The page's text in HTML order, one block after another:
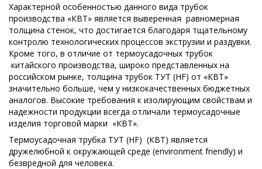
Характерной особенностью данного вида трубок
производства «КВТ» является выверенная равномерная
толщина стенок, что достигается благодаря тщательному
контролю технологических процессов экструзии и раздувки.
Кроме того, в отличие от термоусадочных трубок
китайского производства, широко представленных на
российском рынке, толщина трубок ТУТ (HF) от «КВТ»
значительно больше, чем у низкокачественных бюджетных
аналогов. Высокие требования к изолирующим свойствам и
надежности продукции всегда отличали термоусадочные
изделия торговой марки «КВТ».
Термоусадочная трубка ТУТ (HF) (КВТ) является
дружелюбной к окружающей среде (environment friendly) и
безвредной для человека.